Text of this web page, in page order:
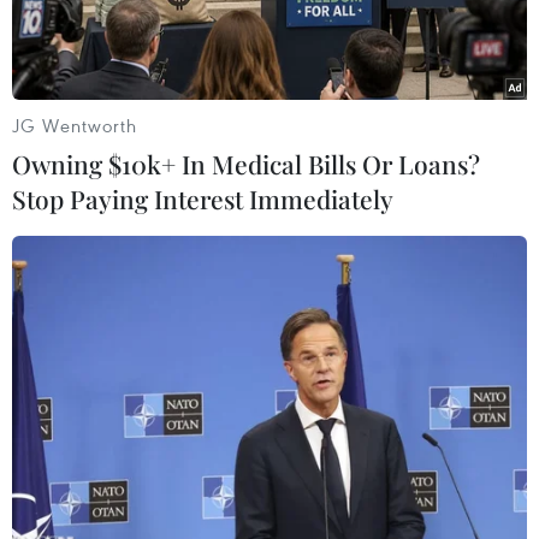
túc.
Hoạt động nghiệp vụ tại Cục Hải quan Đà Nẵng. (Ảnh: TTXVN
phát)
Ngày 20/6, ông Nguyễn Bằng Thắng, Cục trưởng
Cục Thuế Doanh nghiệp lớn (Tổng cục Thuế) cho
JG Wentworth
Owning $10k+ In Medical Bills Or Loans?
Stop Paying Interest Immediately